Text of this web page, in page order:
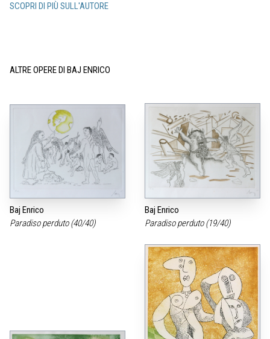
SCOPRI DI PIÙ SULL'AUTORE
ALTRE OPERE DI BAJ ENRICO
Baj Enrico
Paradiso perduto (40/40)
Baj Enrico
Paradiso perduto (19/40)